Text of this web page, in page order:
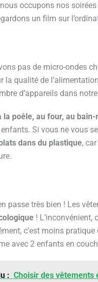
occupons nos
un film sur
pas de micro-ondes
qualité de
d’appareils dans
la poêle, au four, au
Si vous ne vous
dans du plastique,
passe très bien ! Les
! L’inconvénient,
c’est moins
avec 2 enfants en
: Choisir des vêtements